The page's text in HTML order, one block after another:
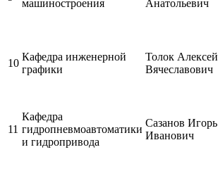
машиностроения
Анатольевич
10
Кафедра инженерной
графики
Толок Алексей
Вячеславович
11
Кафедра
гидропневмоавтоматики
и гидропривода
Сазанов Игорь
Иванович